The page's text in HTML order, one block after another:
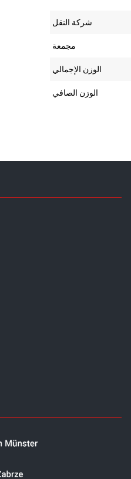
شركة النقل
مجمعة
الوزن الإجمالي
الوزن الصافي